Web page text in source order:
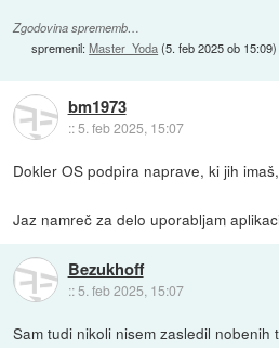
Zgodovina sprememb…
spremenil:Master_Yoda(5. feb 2025 ob 15:09)
bm1973
::5. feb 2025, 15:07
Dokler OS podpira naprave, ki jih
Jaz namreč za delo uporabljam
Bezukhoff
:: 5. feb 2025, 15:07
Sam tudi nikoli nisem zasledil